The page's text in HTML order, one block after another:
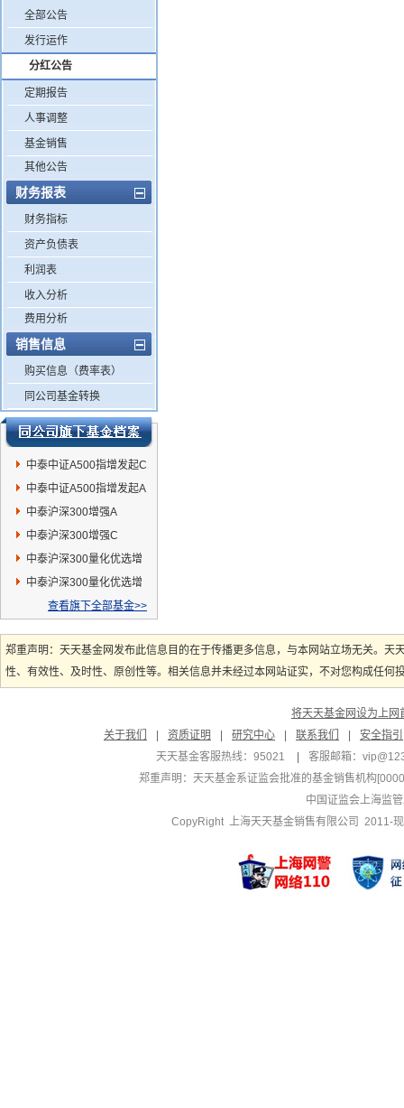
全部公告
发行运作
分红公告
定期报告
人事调整
基金销售
其他公告
财务报表
财务指标
资产负债表
利润表
收入分析
费用分析
销售信息
购买信息（费率表）
同公司基金转换
中泰中证A500指增发起C
中泰中证A500指增发起A
中泰沪深300增强A
中泰沪深300增强C
中泰沪深300量化优选增
强A
中泰沪深300量化优选增
查看旗下全部基金>>
郑重声明：天天基金网发布此信息目的在于传播更多信息，与本网站立场无关。
性、有效性、及时性、原创性等。相关信息并未经过本网站证实，不对您构成任
将天天基金网设为上网
关于我们
资质证明 研究中心 联系我们
安全指引
天天基金客服热线：95021
客服邮箱：
郑重声明： 天天基金系证监会批准的基金销售机构
中国证监会上海监
CopyRight 上海天天基金销售有限公司 2011-